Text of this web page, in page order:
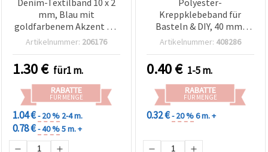
mm, Blau mit
goldfarbenem Akzent – 1
Meter
Artikelnummer: 206176
1.30€ für1 m.
RABATTE
FÜR MENGE
1.04 €- 20 % 2-4 m.
0.78 €- 40 %5 m. +
Kreppklebeband für
Basteln & DIY, 40 mm,
braun - 1 m
Artikelnummer: 408286
0.40€ 1-5 m.
RABATTE
FÜR MENGE
0.32 €- 20 %6 m. +